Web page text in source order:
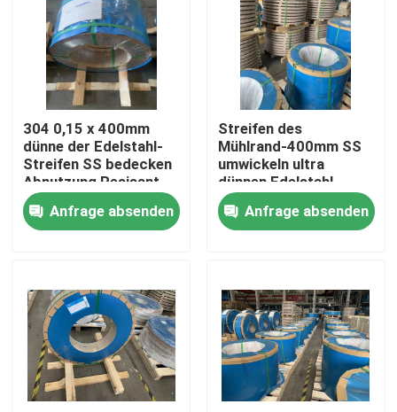
Videos
Über uns
Fabrik-Ausflug
Qualitätskontrolle
Treten Sie mit uns in Verbindung
Fordern Sie ein Zitat
304 Edelstahl-Streifen
Streifen des Edelstahl-316l
304 0,15 x 400mm
dünne der Edelstahl-
Streifen SS bedecken
Abnutzung Resisant
der Spulen-3/4H
Anfrage absenden
Streifen des
Mühlrand-400mm SS
umwickeln ultra
dünnen Edelstahl-
Streifen 400MM
Anfrage absenden